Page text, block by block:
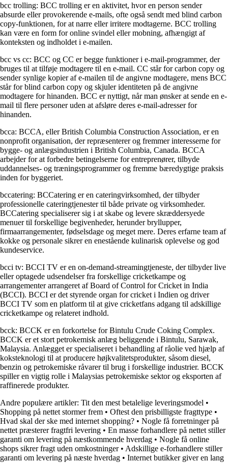
bcc trolling: BCC trolling er en aktivitet, hvor en person sender
absurde eller provokerende e-mails, ofte også sendt med blind carbon
copy-funktionen, for at narre eller irritere modtagerne. BCC trolling
kan være en form for online svindel eller mobning, afhængigt af
konteksten og indholdet i e-mailen.
bcc vs cc: BCC og CC er begge funktioner i e-mail-programmer, der
bruges til at tilføje modtagere til en e-mail. CC står for carbon copy og
sender synlige kopier af e-mailen til de angivne modtagere, mens BCC
står for blind carbon copy og skjuler identiteten på de angivne
modtagere for hinanden. BCC er nyttigt, når man ønsker at sende en e-
mail til flere personer uden at afsløre deres e-mail-adresser for
hinanden.
bcca: BCCA, eller British Columbia Construction Association, er en
nonprofit organisation, der repræsenterer og fremmer interesserne for
bygge- og anlægsindustrien i British Columbia, Canada. BCCA
arbejder for at forbedre betingelserne for entreprenører, tilbyde
uddannelses- og træningsprogrammer og fremme bæredygtige praksis
inden for byggeriet.
bccatering: BCCatering er en cateringvirksomhed, der tilbyder
professionelle cateringtjenester til både private og virksomheder.
BCCatering specialiserer sig i at skabe og levere skræddersyede
menuer til forskellige begivenheder, herunder bryllupper,
firmaarrangementer, fødselsdage og meget mere. Deres erfarne team af
kokke og personale sikrer en enestående kulinarisk oplevelse og god
kundeservice.
bcci tv: BCCI TV er en on-demand-streamingtjeneste, der tilbyder live
eller optagede udsendelser fra forskellige cricketkampe og
arrangementer arrangeret af Board of Control for Cricket in India
(BCCI). BCCI er det styrende organ for cricket i Indien og driver
BCCI TV som en platform til at give cricketfans adgang til adskillige
cricketkampe og relateret indhold.
bcck: BCCK er en forkortelse for Bintulu Crude Coking Complex.
BCCK er et stort petrokemisk anlæg beliggende i Bintulu, Sarawak,
Malaysia. Anlægget er specialiseret i behandling af råolie ved hjælp af
koksteknologi til at producere højkvalitetsprodukter, såsom diesel,
benzin og petrokemiske råvarer til brug i forskellige industrier. BCCK
spiller en vigtig rolle i Malaysias petrokemiske sektor og eksporten af ​​
raffinerede produkter.
Andre populære artikler: Tit den mest betalelige leveringsmodel •
Shopping på nettet stormer frem • Oftest den prisbilligste fragttype •
Hvad skal der ske med internet shopping? • Nogle få forretninger på
nettet præsterer fragtfri levering • En masse forhandlere på nettet stiller
garanti om levering på næstkommende hverdag • Nogle få online
shops sikrer fragt uden omkostninger• Adskillige e-forhandlere stiller
garanti om levering på næste hverdag • Internet butikker giver en lang